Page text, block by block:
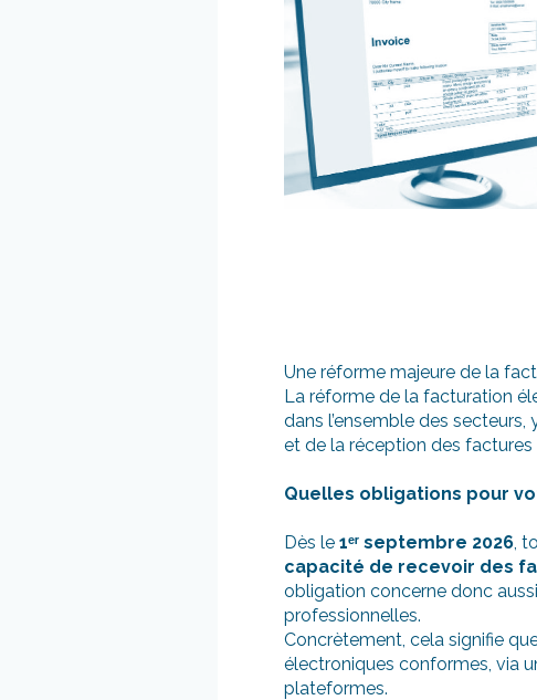
Une réforme majeure de la
La réforme de la facturation
dans l’ensemble des
et de la réception des
Quelles obligations pour
Dès le 1ᵉʳ septembre 2026,
capacité de recevoir des
obligation concerne donc
professionnelles.
Concrètement, cela signifie
électroniques conformes, via
plateformes.